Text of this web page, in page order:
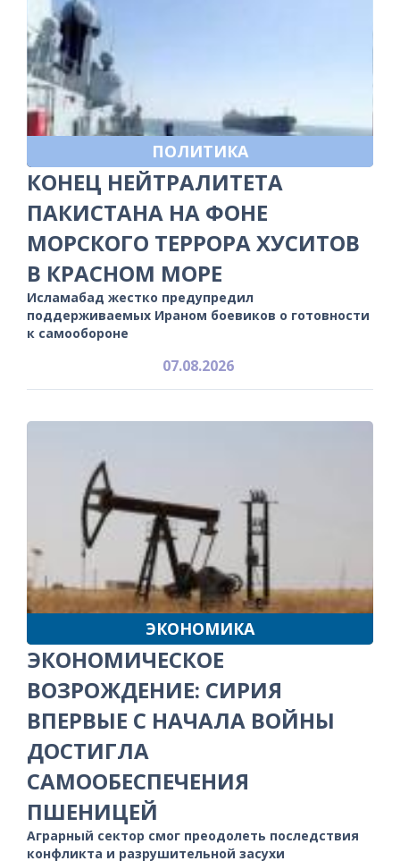
ПОЛИТИКА
КОНЕЦ НЕЙТРАЛИТЕТА
ПАКИСТАНА НА ФОНЕ
МОРСКОГО ТЕРРОРА ХУСИТОВ
В КРАСНОМ МОРЕ
Исламабад жестко предупредил
поддерживаемых Ираном боевиков о готовности
к самообороне
07.08.2026
ЭКОНОМИКА
ЭКОНОМИЧЕСКОЕ
ВОЗРОЖДЕНИЕ: СИРИЯ
ВПЕРВЫЕ С НАЧАЛА ВОЙНЫ
ДОСТИГЛА
САМООБЕСПЕЧЕНИЯ
ПШЕНИЦЕЙ
Аграрный сектор смог преодолеть последствия
конфликта и разрушительной засухи